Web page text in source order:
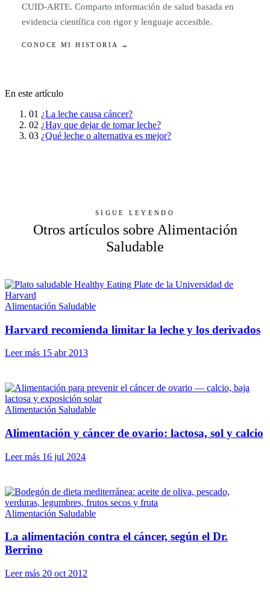
CUID-ARTE. Comparto información de salud basada en
evidencia científica con rigor y lenguaje accesible.
CONOCE MI HISTORIA →
En este artículo
01 ¿La leche causa cáncer?
02 ¿Hay que dejar de tomar leche?
03 ¿Qué leche o alternativa es mejor?
SIGUE LEYENDO
Otros artículos sobre Alimentación
Saludable
Alimentación Saludable
Harvard recomienda limitar la leche y los derivados
Leer más 15 abr 2013
Alimentación Saludable
Alimentación y cáncer de ovario: lactosa, sol y calcio
Leer más 16 jul 2024
Alimentación Saludable
La alimentación contra el cáncer, según el Dr.
Berrino
Leer más 20 oct 2012